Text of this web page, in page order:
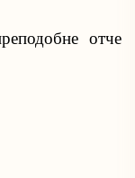
отче